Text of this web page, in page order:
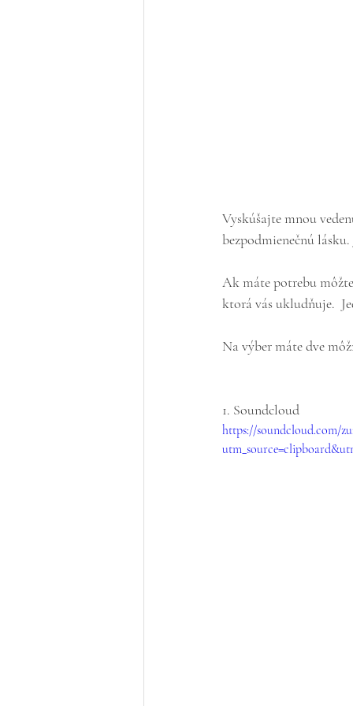
Vyskúšajte mnou
bezpodmienečnú
Ak máte potrebu
ktorá vás ukludňuje.
Na výber máte dve
1. Soundcloud
https://soundcloud.com/